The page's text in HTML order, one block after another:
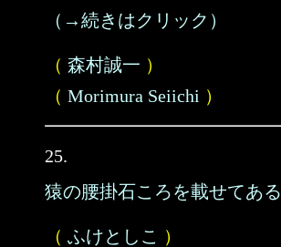
（→続きはクリック）
（ 森村誠一 ）
（ Morimura Seiichi ）
25.
猿の腰掛石ころを載せてある
（ ふけとしこ ）